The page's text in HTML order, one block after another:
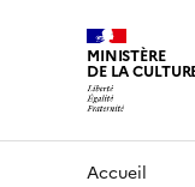
MINISTÈRE
DE LA
Accueil